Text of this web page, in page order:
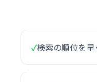
✓検索の順位を